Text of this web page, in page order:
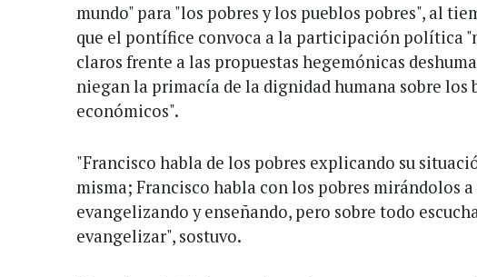
mundo" para "los pobres y los pueblos pobres", al
que el pontífice convoca a la participación política
claros frente a las propuestas hegemónicas
niegan la primacía de la dignidad humana sobre los
económicos".
"Francisco habla de los pobres explicando su
misma; Francisco habla con los pobres mirándolos a
evangelizando y enseñando, pero sobre todo
evangelizar", sostuvo.